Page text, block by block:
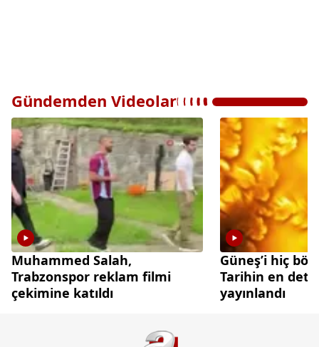
Gündemden Videolar
Muhammed Salah,
Trabzonspor reklam filmi
çekimine katıldı
Güneş’i hiç
Tarihin en
yayınlandı